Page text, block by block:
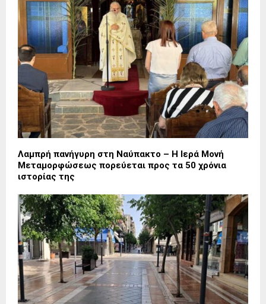
Λαμπρή πανήγυρη στη Ναύπακτο – Η Ιερά Μονή
Μεταμορφώσεως πορεύεται προς τα 50 χρόνια
ιστορίας της